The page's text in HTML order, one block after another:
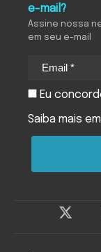
e-mail?
Assine nossa
em seu e-mail
Eu
Saiba mais em